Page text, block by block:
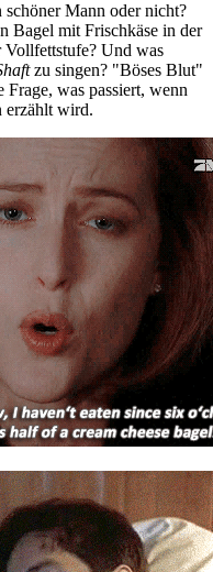
Mann oder nicht?
Bagel mit Frischkäse in der
Und was
zu singen? "Böses Blut"
was passiert, wenn
erzählt wird.